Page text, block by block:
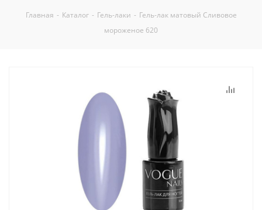
Главная - Каталог - Гель-лаки - Гель-лак матовый Сливовое
мороженое 620